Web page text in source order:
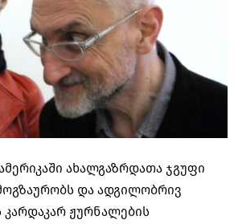
ახალგაზრდათა ჯგუფი
და ადგილობრივ
ჟურნალების